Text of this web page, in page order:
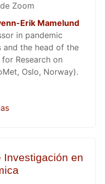
Zoom
Erik Mamelund
in pandemic
and the head of the
Research on
Oslo, Norway).
Investigación en